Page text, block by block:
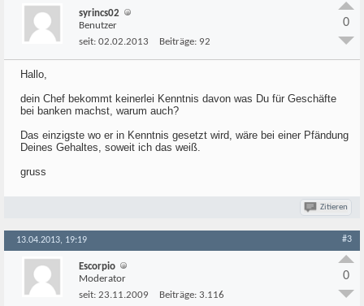
syrincs02
Benutzer
seit: 02.02.2013 Beiträge: 92
0
Hallo,
dein Chef bekommt keinerlei Kenntnis davon was Du für Geschäfte
bei banken machst, warum auch?
Das einzigste wo er in Kenntnis gesetzt wird, wäre bei einer Pfändung
Deines Gehaltes, soweit ich das weiß.
gruss
Zitieren
13.04.2013, 19:19 #3
Escorpio
Moderator
seit: 23.11.2009 Beiträge: 3.116
0